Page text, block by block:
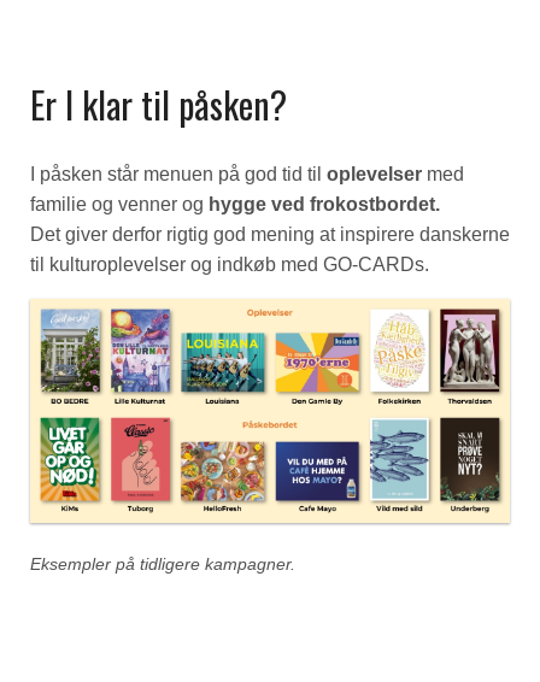
Er I klar til påsken?
I påsken står menuen på god tid til oplevelser med
familie og venner og hygge ved frokostbordet.
Det giver derfor rigtig god mening at inspirere danskerne
til kulturoplevelser og indkøb med GO-CARDs.
Eksempler på tidligere kampagner.